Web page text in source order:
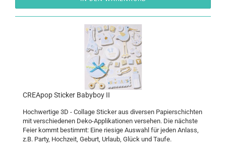
CREA­pop Sti­cker Ba­by­boy II
Hoch­wer­ti­ge 3D - Col­la­ge Sti­cker aus di­ver­sen Pa­pier­schich­ten
mit ver­schie­de­nen Deko-​Applikationen ver­se­hen. Die nächs­te
Feier kommt be­stimmt: Eine rie­si­ge Aus­wahl für jeden An­lass,
z.B. Party, Hoch­zeit, Ge­burt, Ur­laub, Glück und Taufe.